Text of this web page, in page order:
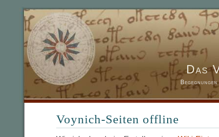
Das
Voynich-Seiten offline